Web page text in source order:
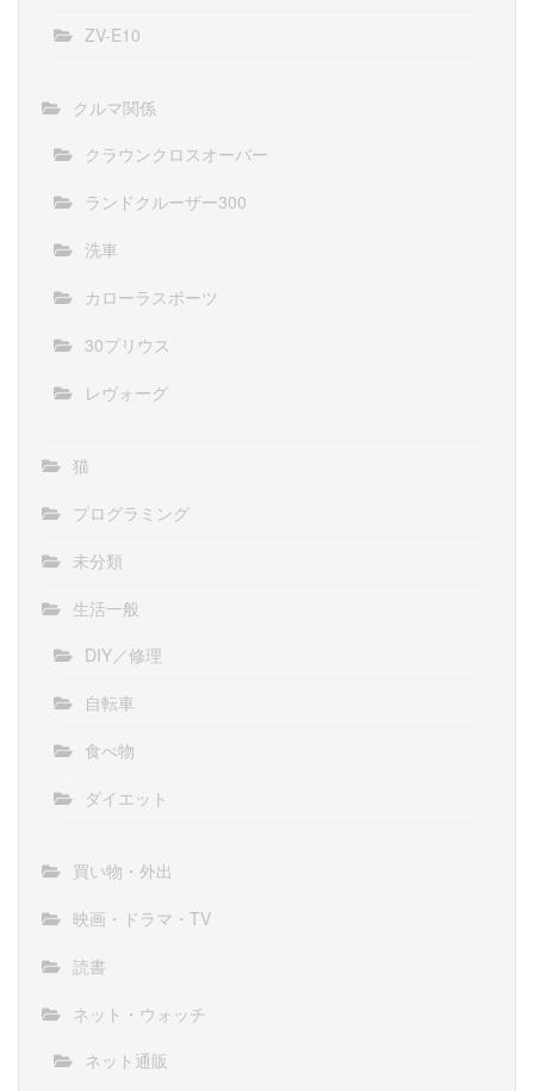
ZV-E10
クルマ関係
クラウンクロスオーバー
ランドクルーザー300
洗車
カローラスポーツ
30プリウス
レヴォーグ
猫
プログラミング
未分類
生活一般
DIY／修理
自転車
食べ物
ダイエット
買い物・外出
映画・ドラマ・TV
読書
ネット・ウォッチ
ネット通販